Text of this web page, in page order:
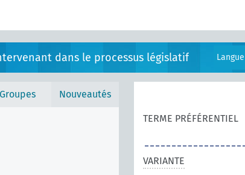
dans le processus législatif
Groupes
Nouveautés
TERME PRÉFÉRENTIEL
VARIANTE